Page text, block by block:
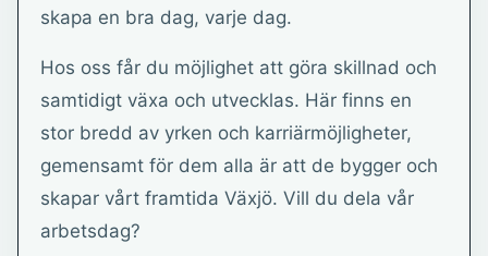
skapa en bra dag, varje dag.
Hos oss får du möjlighet att göra skillnad och
samtidigt växa och utvecklas. Här finns en
stor bredd av yrken och karriärmöjligheter,
gemensamt för dem alla är att de bygger och
skapar vårt framtida Växjö. Vill du dela vår
arbetsdag?